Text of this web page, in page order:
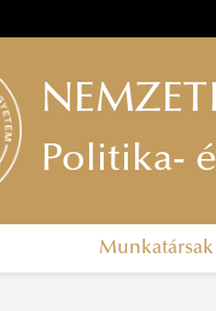
Politika-
Munkatársak